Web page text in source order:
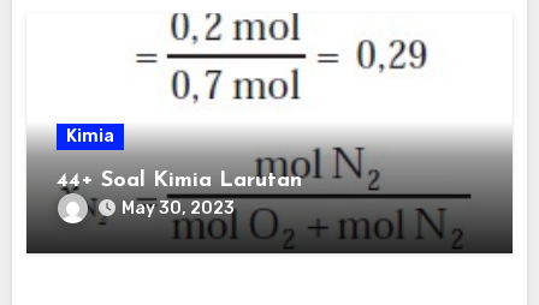
Kimia
44+ Soal Kimia Larutan
May 30, 2023